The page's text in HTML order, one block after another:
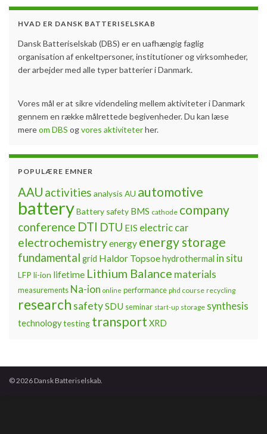
HVAD ER DANSK BATTERISELSKAB
Dansk Batteriselskab (DBS) er en uafhængig faglig
organisation af enkeltpersoner, institutioner og virksomheder,
der arbejder med alle typer batterier i Danmark.
Vores mål er at sikre videndeling mellem aktiviteter i Danmark
gennem en række målrettede begivenheder. Du kan læse
mereom DBS ogvores aktiviteterher.
POPULÆRE EMNER
AAU activities analysis AU automotive
batteryBattery safety BMS cathode company
conference DTI DTU EIS electric car
electrochemistryenergy energy storage
fundamental grid Haldor Topsoehydrothermal in situ
LFP li-ion lifetime Lithium Balance materials
measurements Na-ion online performance phd course recycling
research safetySDU seminar start-up storage synthesis
technologytesting transport XRD
© 2026 Dansk Batteriselskab.